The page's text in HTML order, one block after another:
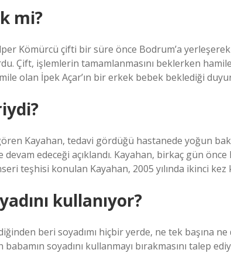
mi?
Kömürcü çifti bir süre önce Bodrum’a
Çift, işlemlerin tamamlanmasını beklerken
olan İpek Açar’ın bir erkek bebek beklediği
Kayahan, tedavi gördüğü hastanede yoğun
edeceği açıklandı. Kayahan, birkaç gün önce
teşhisi konulan Kayahan, 2005 yılında ikinci kez
kullanıyor?
beri soyadımı hiçbir yerde, ne tek başına ne
babamın soyadını kullanmayı bırakmasını talep